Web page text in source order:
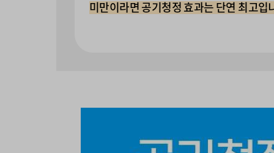
미만이라면 공기청정 효과는 단연 최고입